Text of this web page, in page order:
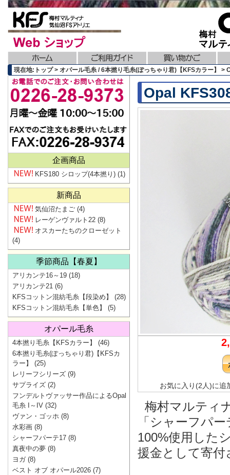
現在地:トップ > オパール毛糸 / 6本撚り毛糸(ぽっちゃり君)【KFSカラー】 >
Opal
お気に入り(2人)に追
梅村マルティ
「シャーフパ
100%使用した
援金として寄付
企画商品
KFS180 シロップ(4本撚り) (1)
新商品
気仙沼たまご (4)
レーゲンヴァルト22 (8)
オスカーたちのクローゼット
(4)
季節商品【春夏】
アリカンテ16～19 (18)
アリカンテ21 (6)
KFSコットン混紡毛糸【段染め】
(28)
KFSコットン混紡毛糸【単色】
(5)
オパール毛糸
4本撚り毛糸【KFSカラー】
(46)
6本撚り毛糸(ぽっちゃり君)【KFSカ
ラー】
(25)
レリーフシリーズ (9)
サプライズ (2)
フンデルトヴァッサー作品によるOpal
毛糸 I～IV (32)
ヴァン・ゴッホ (8)
水彩画 (8)
シャーフパーテ17 (8)
真夜中の夢 (8)
ヨガ(8)
ベスト オブ オパール2026 (7)